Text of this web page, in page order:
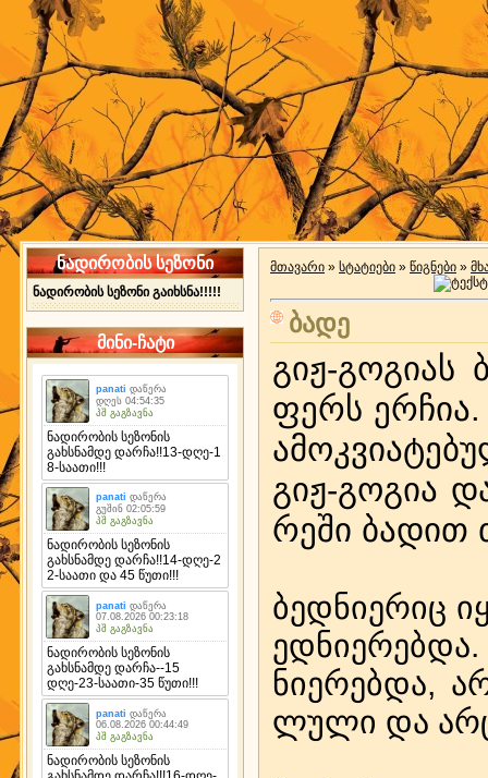
ნადირობის სეზონი
ნადირობის სეზონი გაიხსნა!!!!!
მინი-ჩატი
მთავარი » სტატიები » წიგნები »
ბა­დე
გიჟ-გო­გი­ას
ფერს
გიჟ-გო­გია
რე­ში ბა­დით
ბედ­ნი­ე­რიც
ნი­ე­რებ­და,
ლუ­ლი და